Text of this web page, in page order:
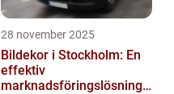
28 november 2025
Bildekor i Stockholm: En
effektiv
marknadsföringslösning